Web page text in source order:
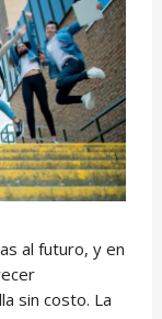
al futuro, y en
sin costo. La